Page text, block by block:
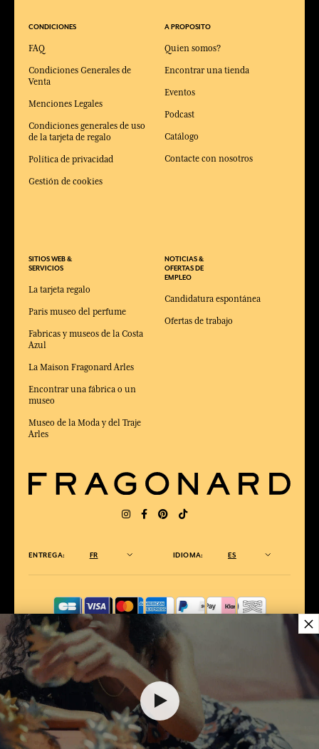
38,00 €
CONDICIONES
FAQ
Condiciones Generales de
Venta
Menciones Legales
Condiciones generales de uso
de la tarjeta de regalo
Política de privacidad
Gestión de cookies
SITIOS WEB &
SERVICIOS
La tarjeta regalo
Paris museo del perfume
Fabricas y museos de la Costa
Azul
La Maison Fragonard Arles
Encontrar una fábrica o un
museo
Museo de la Moda y del Traje
Arles
A PROPOSITO
Quien somos?
Encontrar una tienda
Eventos
Podcast
Catálogo
Contacte con nosotros
NOTICIAS &
OFERTAS DE
EMPLEO
Candidatura espontánea
Ofertas de trabajo
ENTREGA: FR IDIOMA: ES
ELEGIDO MEJOR SITIO DE COMERCIO
en Línea 2025 por la revista Capital
×